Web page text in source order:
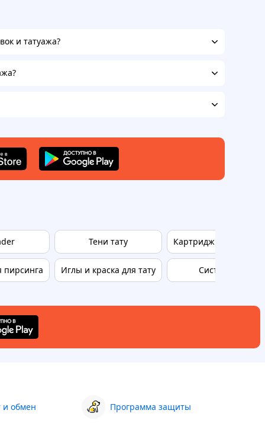
и татуажа?
пирсинга
Тени тату
Иглы и краска для тату
Картриджи для
Система для
и обмен Программа защиты